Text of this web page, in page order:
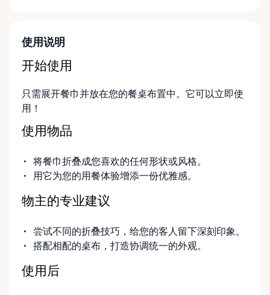
使用说明
开始使用
只需展开餐巾并放在您的餐桌布置中。它可以立即使
用！
使用物品
将餐巾折叠成您喜欢的任何形状或风格。
用它为您的用餐体验增添一份优雅感。
物主的专业建议
尝试不同的折叠技巧，给您的客人留下深刻印象。
搭配相配的桌布，打造协调统一的外观。
使用后